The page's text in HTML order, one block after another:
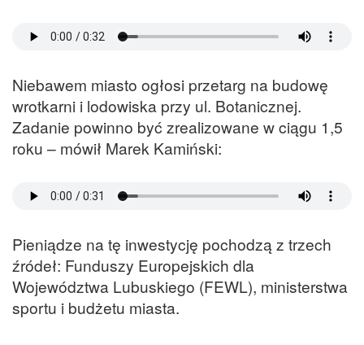
Niebawem miasto ogłosi przetarg na budowę
wrotkarni i lodowiska przy ul. Botanicznej.
Zadanie powinno być zrealizowane w ciągu 1,5
roku – mówił Marek Kamiński:
Pieniądze na tę inwestycję pochodzą z trzech
źródeł: Funduszy Europejskich dla
Województwa Lubuskiego (FEWL), ministerstwa
sportu i budżetu miasta.